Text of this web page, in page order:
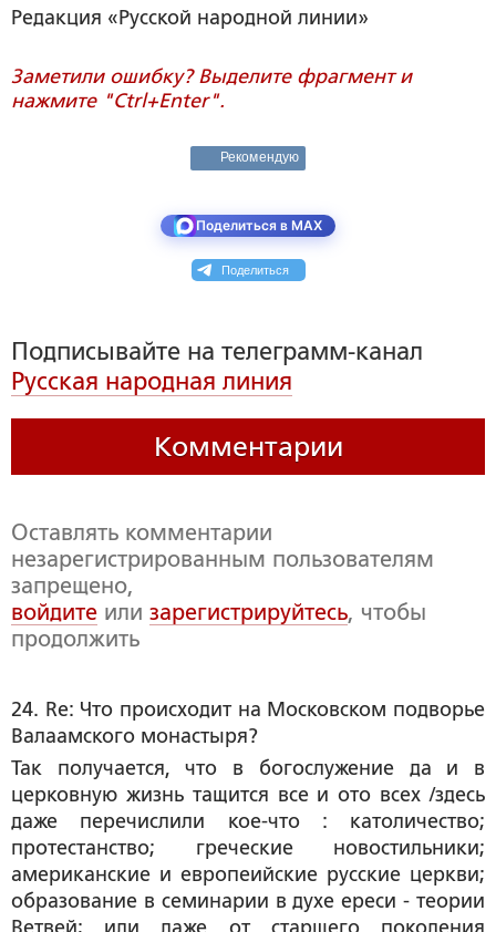
Редакция «Русской народной линии»
Заметили ошибку? Выделите фрагмент и
нажмите "Ctrl+Enter".
Рекомендую
Поделиться в MAX
Поделиться
Подписывайте на телеграмм-канал
Русская народная линия
Комментарии
Оставлять комментарии
незарегистрированным пользователям
запрещено,
войдите или зарегистрируйтесь, чтобы
продолжить
24. Re: Что происходит на Московском подворье
Валаамского монастыря?
Так получается, что в богослужение да и в
церковную жизнь тащится все и ото всех /здесь
даже перечислили кое-что : католичество;
протестанство; греческие новостильники;
американские и европеийские русские церкви;
образование в семинарии в духе ереси - теории